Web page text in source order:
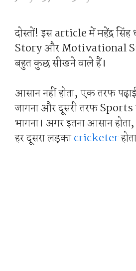
दोस्तों! इस article में महेंद्र
Story और Motivational
बहुत कुछ सीखने वाले हैं।
आसान नहीं होता, एक तरफ
जागना और दूसरी तरफ
भागना। अगर इतना आसान
हर दूसरा लड़काcricketer